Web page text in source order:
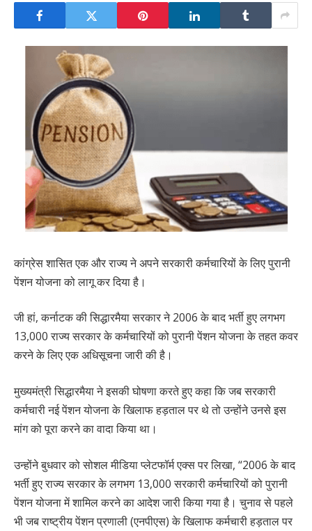
कांग्रेस शासित एक और राज्य ने अपने सरकारी कर्मचारियों के लिए पुरानी
पेंशन योजना को लागू कर दिया है।
जी हां, कर्नाटक की सिद्धारमैया सरकार ने 2006 के बाद भर्ती हुए लगभग
13,000 राज्य सरकार के कर्मचारियों को पुरानी पेंशन योजना के तहत कवर
करने के लिए एक अधिसूचना जारी की है।
मुख्यमंत्री सिद्धारमैया ने इसकी घोषणा करते हुए कहा कि जब सरकारी
कर्मचारी नई पेंशन योजना के खिलाफ हड़ताल पर थे तो उन्होंने उनसे इस
मांग को पूरा करने का वादा किया था।
उन्होंने बुधवार को सोशल मीडिया प्लेटफॉर्म एक्स पर लिखा, “2006 के बाद
भर्ती हुए राज्य सरकार के लगभग 13,000 सरकारी कर्मचारियों को पुरानी
पेंशन योजना में शामिल करने का आदेश जारी किया गया है। चुनाव से पहले
भी जब राष्ट्रीय पेंशन प्रणाली (एनपीएस) के खिलाफ कर्मचारी हड़ताल पर